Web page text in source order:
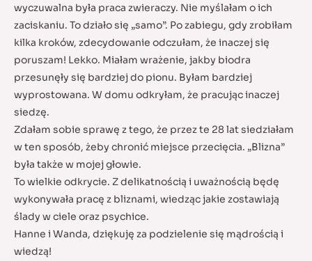
wyczuwalna była praca zwieraczy. Nie myślałam o ich
zaciskaniu. To działo się „samo”. Po zabiegu, gdy zrobiłam
kilka kroków, zdecydowanie odczułam, że inaczej się
poruszam! Lekko. Miałam wrażenie, jakby biodra
przesunęły się bardziej do pionu. Byłam bardziej
wyprostowana. W domu odkryłam, że pracując inaczej
siedzę.
Zdałam sobie sprawę z tego, że przez te 28 lat siedziałam
w ten sposób, żeby chronić miejsce przecięcia. „Blizna”
była także w mojej głowie.
To wielkie odkrycie. Z delikatnością i uważnością będę
wykonywała pracę z bliznami, wiedząc jakie zostawiają
ślady w ciele oraz psychice.
Hanne i Wanda, dziękuję za podzielenie się mądrością i
wiedzą!